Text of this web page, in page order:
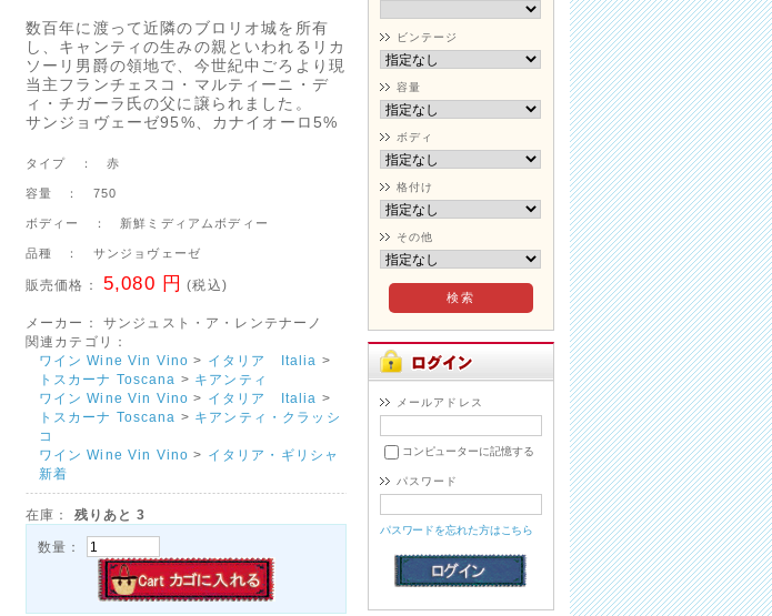
数百年に渡って近隣のブロリオ城を所有
し、キャンティの生みの親といわれるリカ
ソーリ男爵の領地で、今世紀中ごろより現
当主フランチェスコ・マルティーニ・デ
ィ・チガーラ氏の父に譲られました。
サンジョヴェーゼ95%、カナイオーロ5%
タイプ ： 赤
容量 ： 750
ボディー ： 新鮮ミディアムボディー
品種 ： サンジョヴェーゼ
販売価格： 5,080 円 (税込)
メーカー：
サンジュスト・ア・レンテナーノ
関連カテゴリ：
ワイン Wine Vin Vino > イタリア Italia >
トスカーナ Toscana > キアンティ
ワイン Wine Vin Vino > イタリア Italia >
トスカーナ Toscana > キアンティ・クラッシ
コ
ワイン Wine Vin Vino > イタリア・ギリシャ
新着
在庫： 残りあと 3
数量：
ビンテージ
容量
ボディ
格付け
その他
メールアドレス
コンピューターに記憶する
パスワード
パスワードを忘れた方はこちら